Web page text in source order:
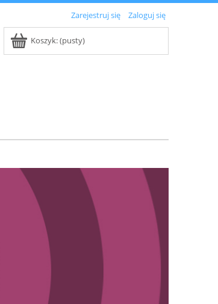
Zarejestruj się Zaloguj się
Koszyk:(pusty)